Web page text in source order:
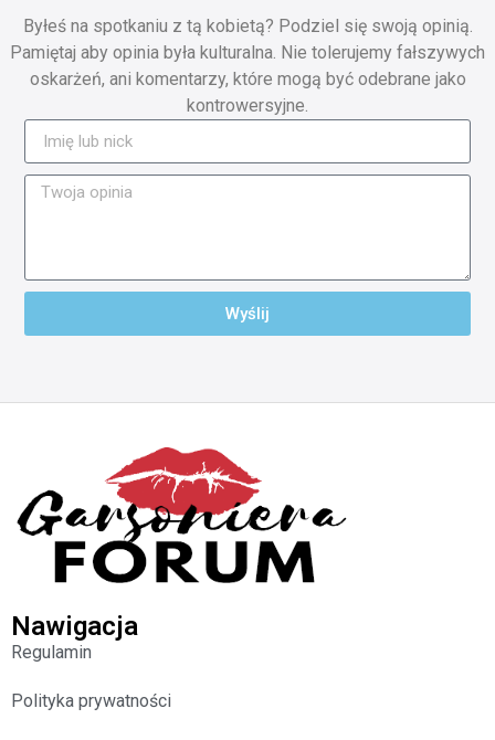
Byłeś na spotkaniu z tą kobietą? Podziel się swoją opinią.
Pamiętaj aby opinia była kulturalna. Nie tolerujemy fałszywych
oskarżeń, ani komentarzy, które mogą być odebrane jako
kontrowersyjne.
Wyślij
Nawigacja
Regulamin
Polityka prywatności